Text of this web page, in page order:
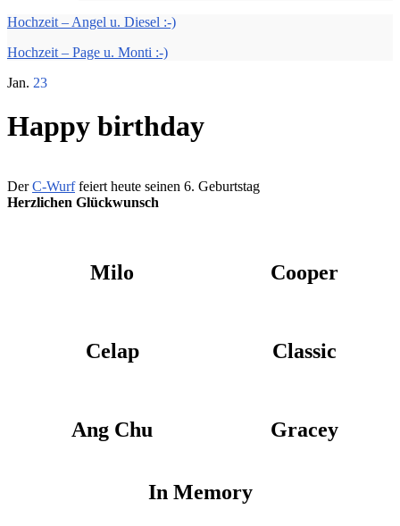
Hochzeit – Angel u. Diesel :-)
Hochzeit – Page u. Monti :-)
Jan. 23
Happy birthday
DerC-Wurffeiert heute seinen 6. Geburtstag
Herzlichen Glückwunsch
Milo Cooper
Celap Classic
Ang Chu Gracey
In Memory